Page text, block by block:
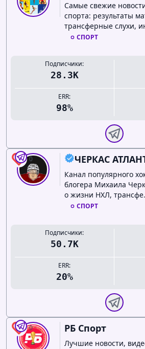
Самые свежие
спорта: результаты
трансферные слухи,
СПОРТ
Подписчики:
28.3K
ERR:
98%
0 ЧЕРКАС
Канал популярного
блогера Михаила
о жизни НХЛ,
СПОРТ
Подписчики:
50.7K
ERR:
20%
0 РБ Спорт
Лучшие новости,